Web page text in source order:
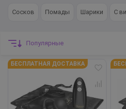
Сосков Помады Шарики С
Популярные
БЕСПЛАТНАЯ ДОСТАВКА